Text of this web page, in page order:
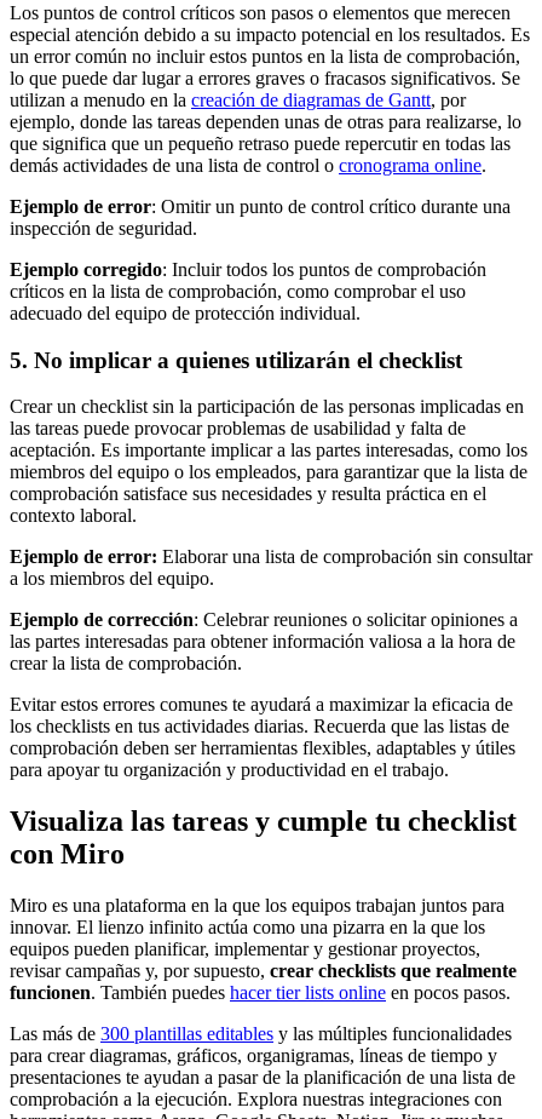
Los puntos de control críticos son pasos o elementos que merecen
especial atención debido a su impacto potencial en los resultados. Es
un error común no incluir estos puntos en la lista de comprobación,
lo que puede dar lugar a errores graves o fracasos significativos. Se
utilizan a menudo en la creación de diagramas de Gantt, por
ejemplo, donde las tareas dependen unas de otras para realizarse, lo
que significa que un pequeño retraso puede repercutir en todas las
demás actividades de una lista de control o cronograma online.
Ejemplo de error: Omitir un punto de control crítico durante una
inspección de seguridad.
Ejemplo corregido: Incluir todos los puntos de comprobación
críticos en la lista de comprobación, como comprobar el uso
adecuado del equipo de protección individual.
5. No implicar a quienes utilizarán el checklist
Crear un checklist sin la participación de las personas implicadas en
las tareas puede provocar problemas de usabilidad y falta de
aceptación. Es importante implicar a las partes interesadas, como los
miembros del equipo o los empleados, para garantizar que la lista de
comprobación satisface sus necesidades y resulta práctica en el
contexto laboral.
Ejemplo de error: Elaborar una lista de comprobación sin consultar
a los miembros del equipo.
Ejemplo de corrección: Celebrar reuniones o solicitar opiniones a
las partes interesadas para obtener información valiosa a la hora de
crear la lista de comprobación.
Evitar estos errores comunes te ayudará a maximizar la eficacia de
los checklists en tus actividades diarias. Recuerda que las listas de
comprobación deben ser herramientas flexibles, adaptables y útiles
para apoyar tu organización y productividad en el trabajo.
Visualiza las tareas y cumple tu checklist
con Miro
Miro es una plataforma en la que los equipos trabajan juntos para
innovar. El lienzo infinito actúa como una pizarra en la que los
equipos pueden planificar, implementar y gestionar proyectos,
revisar campañas y, por supuesto, crear checklists que realmente
funcionen. También puedes hacer tier lists online en pocos pasos.
Las más de 300 plantillas editables y las múltiples funcionalidades
para crear diagramas, gráficos, organigramas, líneas de tiempo y
presentaciones te ayudan a pasar de la planificación de una lista de
comprobación a la ejecución. Explora nuestras integraciones con